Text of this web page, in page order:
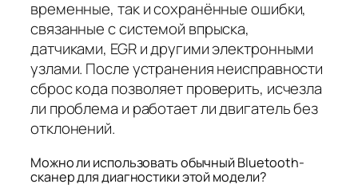
временные, так и сохранённые ошибки,
связанные с системой впрыска,
датчиками, EGR и другими электронными
узлами. После устранения неисправности
сброс кода позволяет проверить, исчезла
ли проблема и работает ли двигатель без
отклонений.
Можно ли использовать обычный Bluetooth-
сканер для диагностики этой модели?